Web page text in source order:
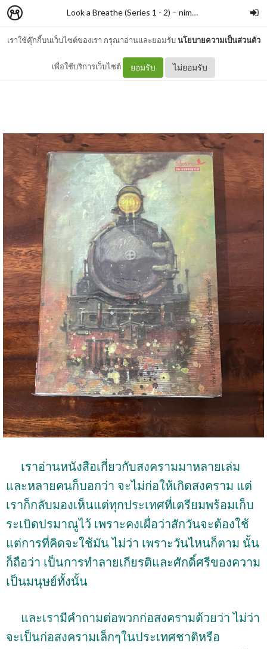
เราใช้คุ๊กกี้บนเว็บไซต์ของเรา กรุณาอ่านและยอมรับนโยบายความเป็นส่วนตัว
เพื่อใช้บริการเว็บไซต์ ยอมรับ ไม่ยอมรับ
Look a Breathe (Series 1 - 2) – nimon
#512 อาทิตย์อุทัยดั่งสายฟ้า
เราอ่านหนังสือเกี่ยวกับสงครามมาหลายเล่ม
และหลายคนก็บอกว่า จะไม่ก่อให้เกิดสงคราม แต่
เราก็กลับมองเห็นแต่ทุกประเทศที่เตรียมพร้อมเก็บ
ระเบิดปรมาณูไว้ เพราะคงเผื่อว่าสักวันจะต้องใช้
แต่การที่คิดจะใช้มัน ไม่ว่า เพราะวันไหนก็ตาม นั้น
ก็ถือว่า เป็นการทำลายเกียรติและศักดิ์ศรีของความ
เป็นมนุษย์ทั้งนั้น
และเรามีคำถามต่อพวกก่อสงครามด้วยว่า ไม่ว่า
จะเป็นก่อสงครามเล็กๆในประเทศชาติหรือ